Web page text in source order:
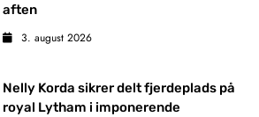
aften
3. august 2026
Nelly Korda sikrer delt fjerdeplads på
royal Lytham i imponerende